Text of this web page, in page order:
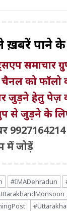
पाने के
समाचार
चैनल को फॉलो
जुड़ने हेतु पेज़
ग्रुप से जुड़ने के
में जोड़ें
#IMADehradun